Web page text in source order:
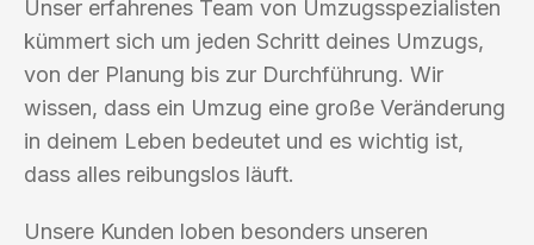
Unser erfahrenes Team von Umzugsspezialisten
kümmert sich um jeden Schritt deines Umzugs,
von der Planung bis zur Durchführung. Wir
wissen, dass ein Umzug eine große Veränderung
in deinem Leben bedeutet und es wichtig ist,
dass alles reibungslos läuft.
Unsere Kunden loben besonders unseren